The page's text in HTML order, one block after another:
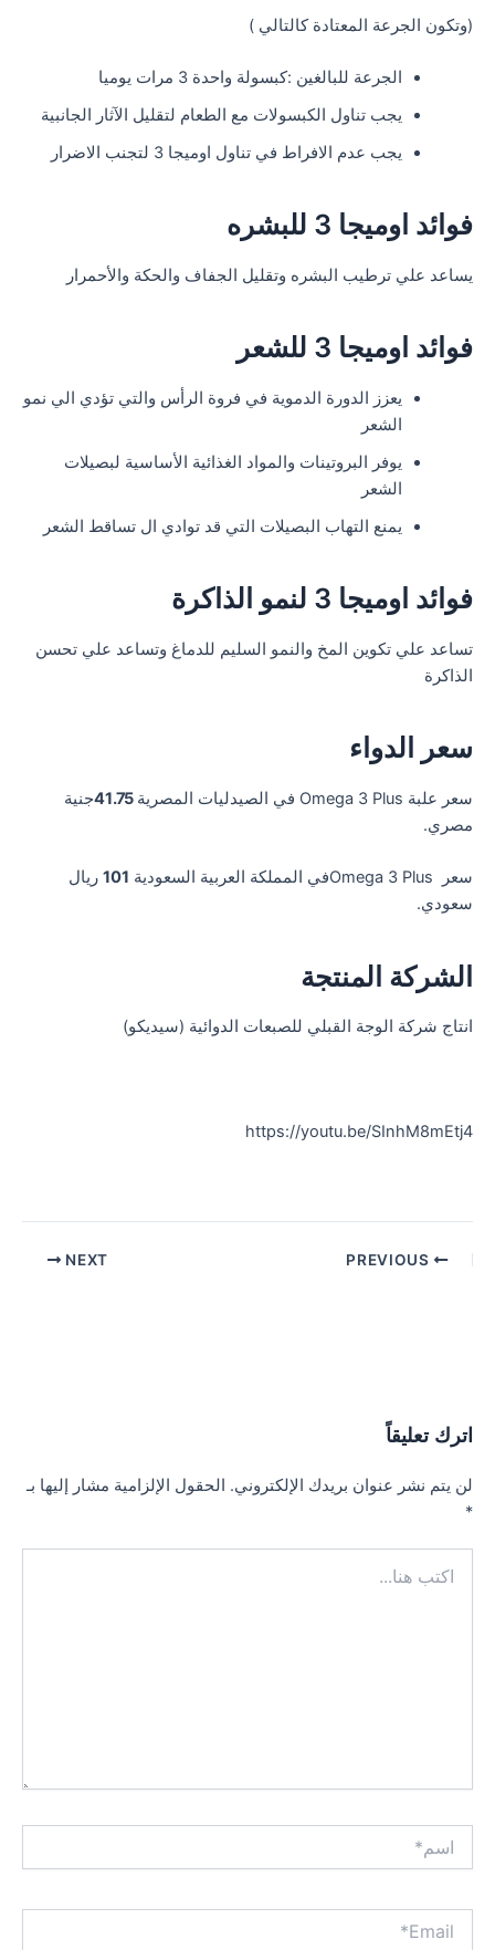
(وتكون الجرعة المعتادة كالتالي )
الجرعة للبالغين :كبسولة واحدة 3 مرات يوميا
يجب تناول الكبسولات مع الطعام لتقليل الآثار الجانبية
يجب عدم الافراط في تناول اوميجا 3 لتجنب الاضرار
فوائد اوميجا 3 للبشره
يساعد علي ترطيب البشره وتقليل الجفاف والحكة والأحمرار
فوائد اوميجا 3 للشعر
يعزز الدورة الدموية في فروة الرأس والتي تؤدي الي نمو
الشعر
يوفر البروتينات والمواد الغذائية الأساسية لبصيلات
الشعر
يمنع التهاب البصيلات التي قد توادي ال تساقط الشعر
فوائد اوميجا 3 لنمو الذاكرة
تساعد علي تكوين المخ والنمو السليم للدماغ وتساعد علي تحسن
الذاكرة
سعر الدواء
سعر علبة Omega 3 Plus في الصيدليات المصرية
جنية
مصري.
سعر Omega 3 Plusفي المملكة العربية السعودية 101 ريال
سعودي.
الشركة المنتجة
انتاج شركة الوجة القبلي للصبعات الدوائية (سيديكو)
https://youtu.be/SInhM8mEtj4
Post
NEXT
اترك تعليقاً
لن يتم نشر عنوان بريدك الإلكتروني. الحقول الإلزامية مشار إليها بـ
*
هنا...